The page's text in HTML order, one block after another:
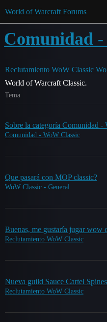
World of Warcraft Forums
Comunidad
Reclutamiento WoW Classic
World of Warcraft Classic.
Tema
Sobre la categoría Comunidad -
Comunidad - WoW Classic
Que pasará con MOP classic?
WoW Classic - General
Buenas, me gustaría jugar wow
Reclutamiento WoW Classic
Nueva guild Sauce Cartel
Reclutamiento WoW Classic